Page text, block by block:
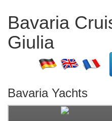
Bavaria
Giulia
Bavaria Yachts